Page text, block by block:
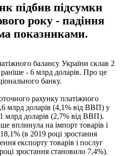
підбив підсумки
року - падіння
показниками.
балансу України склав 2
- 6 млрд доларів. Про це
банку.
рахунку платіжного
млрд доларів (4,1% від ВВП) у
млрд доларів (2,7% від ВВП).
вплинула на імпорт товарів і
(в 2019 році зростання
експорту товарів і послуг
зростання становило 7,4%).